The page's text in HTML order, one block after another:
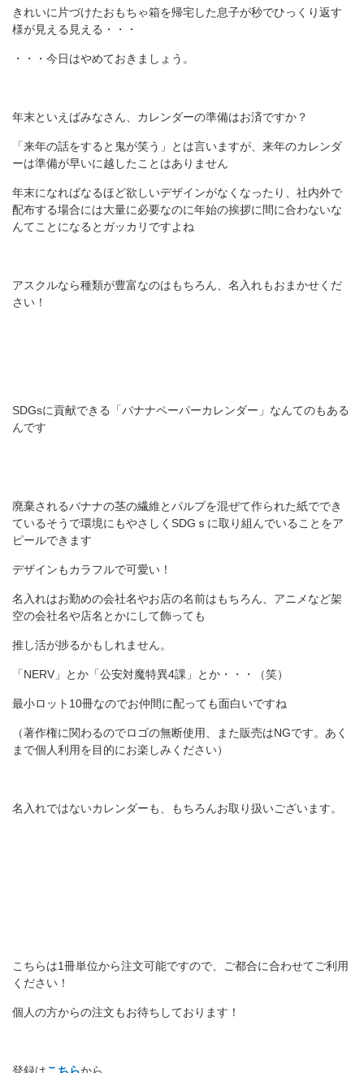
きれいに片づけたおもちゃ箱を帰宅した息子が秒でひっくり返す
様が見える見える・・・
・・・今日はやめておきましょう。
年末といえばみなさん、カレンダーの準備はお済ですか？
「来年の話をすると鬼が笑う」とは言いますが、来年のカレンダ
ーは準備が早いに越したことはありません
年末になればなるほど欲しいデザインがなくなったり、社内外で
配布する場合には大量に必要なのに年始の挨拶に間に合わないな
んてことになるとガッカリですよね
アスクルなら種類が豊富なのはもちろん、名入れもおまかせくだ
さい！
SDGsに貢献できる「バナナペーパーカレンダー」なんてのもある
んです
廃棄されるバナナの茎の繊維とパルプを混ぜて作られた紙ででき
ているそうで環境にもやさしくSDGｓに取り組んでいることをア
ピールできます
デザインもカラフルで可愛い！
名入れはお勤めの会社名やお店の名前はもちろん、アニメなど架
空の会社名や店名とかにして飾っても
推し活が捗るかもしれません。
「NERV」とか「公安対魔特異4課」とか・・・（笑）
最小ロット10冊なのでお仲間に配っても面白いですね
（著作権に関わるのでロゴの無断使用、また販売はNGです。あく
まで個人利用を目的にお楽しみください）
名入れではないカレンダーも、もちろんお取り扱いございます。
こちらは1冊単位から注文可能ですので、ご都合に合わせてご利用
ください！
個人の方からの注文もお待ちしております！